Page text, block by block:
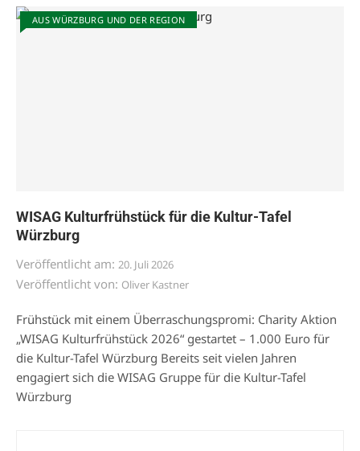
AUS WÜRZBURG UND DER REGION
WISAG Kulturfrühstück für die Kultur-Tafel
Würzburg
Veröffentlicht am: 20. Juli 2026
Veröffentlicht von: Oliver Kastner
Frühstück mit einem Überraschungspromi: Charity Aktion
„WISAG Kulturfrühstück 2026“ gestartet – 1.000 Euro für
die Kultur-Tafel Würzburg Bereits seit vielen Jahren
engagiert sich die WISAG Gruppe für die Kultur-Tafel
Würzburg